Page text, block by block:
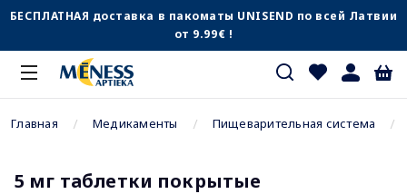
БЕСПЛАТНАЯ доставка в пакоматы UNISEND по всей Латвии
от 9.99€ !
Главная Медикаменты Пищеварительная система
5 мг таблетки покрытые